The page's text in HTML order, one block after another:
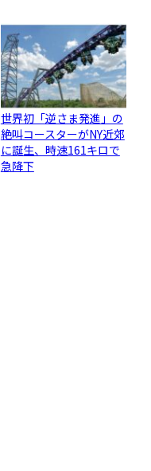
世界初「逆さま発進」の
絶叫コースターがNY近郊
に誕生、時速161キロで
急降下